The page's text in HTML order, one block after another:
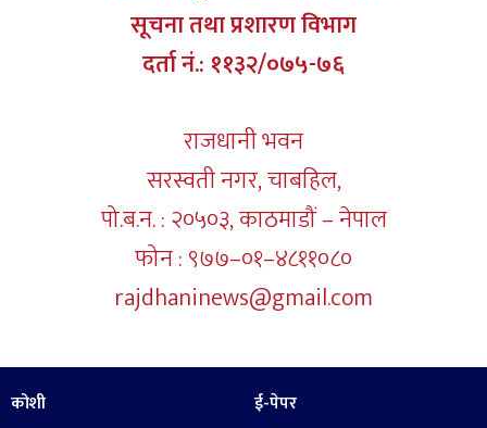
सूचना तथा प्रशारण विभाग
दर्ता नं.: ११३२/०७५-७६
राजधानी भवन
सरस्वती नगर, चाबहिल,
पो.ब.न. : २०५०३, काठमाडौं – नेपाल
फोन : ९७७–०१–४८११०८०
rajdhaninews@gmail.com
कोशी
ई-पेपर